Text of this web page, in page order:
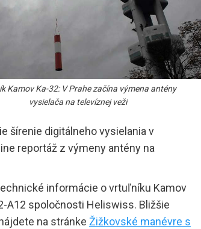
Kamov Ka-32: V Prahe začína výmena antény
vysielača na televíznej veži
šírenie digitálneho vysielania v
reportáž z výmeny antény na
informácie o vrtuľníku Kamov
A12 spoločnosti Heliswiss. Bližšie
na stránke Žižkovské manévre s